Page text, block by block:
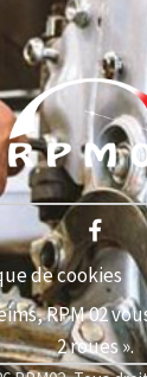
de cookies
RPM 02
2 roues ».